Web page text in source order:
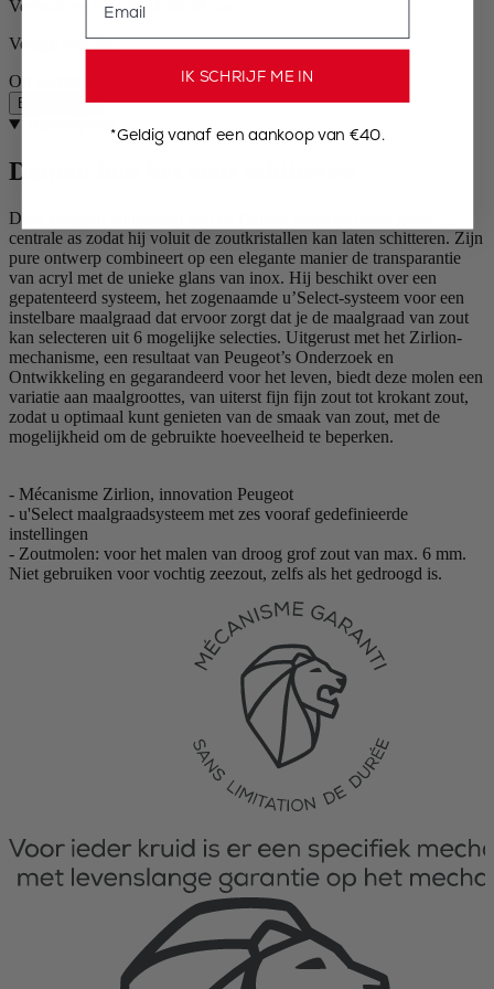
Verzending binnen 24 tot 48 uur
Veilige betaling
Op voorraad
Beschrijving
Daman laat het zout schitteren
Deze Peugeot zoutmolen van de Daman collectie bevat geen
centrale as zodat hij voluit de zoutkristallen kan laten schitteren. Zijn
pure ontwerp combineert op een elegante manier de transparantie
van acryl met de unieke glans van inox. Hij beschikt over een
gepatenteerd systeem, het zogenaamde u’Select-systeem voor een
instelbare maalgraad dat ervoor zorgt dat je de maalgraad van zout
kan selecteren uit 6 mogelijke selecties. Uitgerust met het Zirlion-
mechanisme, een resultaat van Peugeot’s Onderzoek en
Ontwikkeling en gegarandeerd voor het leven, biedt deze molen een
variatie aan maalgroottes, van uiterst fijn fijn zout tot krokant zout,
zodat u optimaal kunt genieten van de smaak van zout, met de
mogelijkheid om de gebruikte hoeveelheid te beperken.
- Mécanisme Zirlion, innovation Peugeot
- u'Select maalgraadsysteem met zes vooraf gedefinieerde
instellingen
- Zoutmolen: voor het malen van droog grof zout van max. 6 mm.
Niet gebruiken voor vochtig zeezout, zelfs als het gedroogd is.
IK SCHRIJF ME IN
*Geldig vanaf een aankoop van €40.